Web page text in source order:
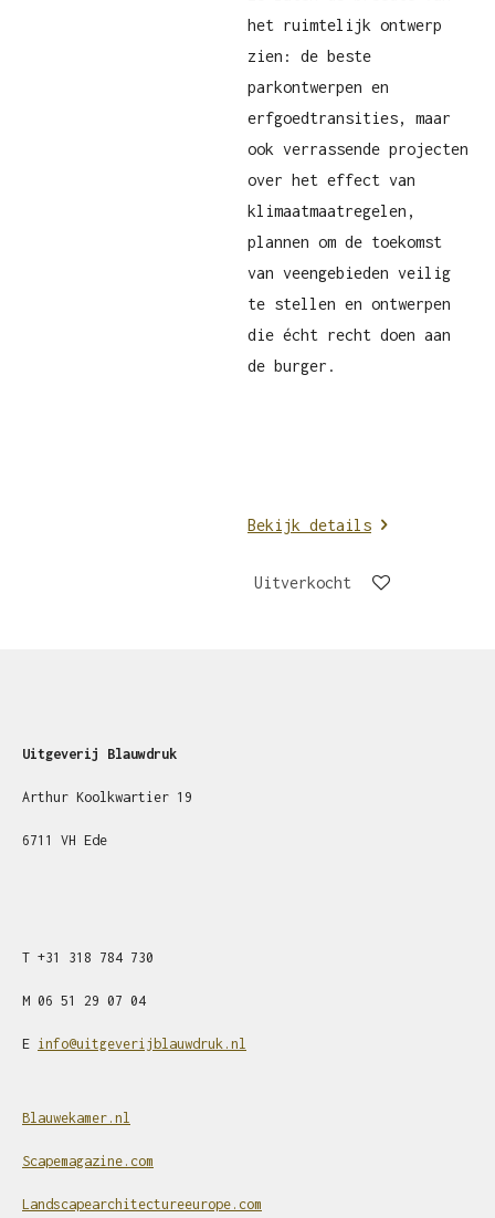
het ruimtelijk ontwerp
zien: de beste
parkontwerpen en
erfgoedtransities, maar
ook verrassende projecten
over het effect van
klimaatmaatregelen,
plannen om de toekomst
van veengebieden veilig
te stellen en ontwerpen
die écht recht doen aan
de burger.
Bekijk details
Uitverkocht
Uitgeverij Blauwdruk
Arthur Koolkwartier 19
6711 VH Ede
T +31 318 784 730
M 06 51 29 07 04
E info@uitgeverijblauwdruk.nl
Blauwekamer.nl
Scapemagazine.com
Landscapearchitectureeurope.com